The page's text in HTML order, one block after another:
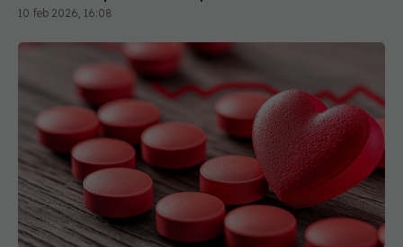
10 feb 2026, 16:08